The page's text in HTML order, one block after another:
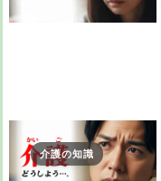
介護の知識